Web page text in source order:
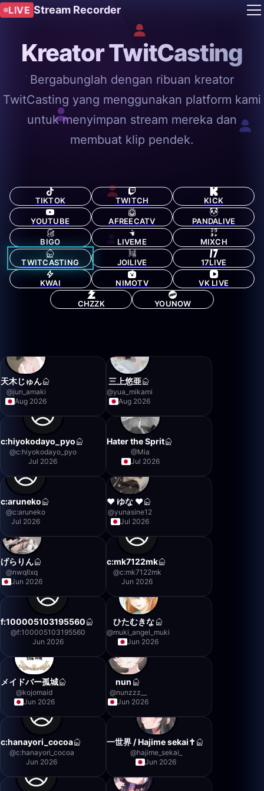
LIVE Stream Recorder
Kreator TwitCasting
Bergabunglah dengan ribuan kreator
TwitCasting yang menggunakan platform kami
untuk menyimpan stream mereka dan
membuat klip pendek.
TIKTOK TWITCH KICK
YOUTUBE AFREECATV PANDALIVE
BIGO LIVEME MIXCH
TWITCASTING JOILIVE 17LIVE
KWAI NIMOTV VK LIVE
CHZZK YOUNOW
天木じゅん
@jun_amaki
Aug 2026
三上悠亜
@yua_mikami
Aug 2026
c:hiyokodayo_pyo
@c:hiyokodayo_pyo
Jul 2026
Hater the Sprit
@Mia
Jul 2026
c:aruneko
@c:aruneko
Jul 2026
❤︎ ゆな ❤︎
@yunasine12
Jul 2026
げらりん
@nwqllxq
Jun 2026
c:mk7122mk
@c:mk7122mk
Jun 2026
f:100005103195560
@f:100005103195560
Jun 2026
ひたむきな
@muki_angel_muki
Jun 2026
メイドバー孤城
@kojomaid
Jun 2026
nun
@nunzzz__
Jun 2026
c:hanayori_cocoa
@c:hanayori_cocoa
Jun 2026
一世界 / Hajime sekai✝️
@hajime_sekai_
Jun 2026